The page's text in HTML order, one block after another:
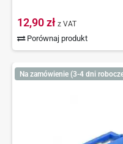
12,90 zł z VAT
Porównaj produkt
Na zamówienie (3-4 dni